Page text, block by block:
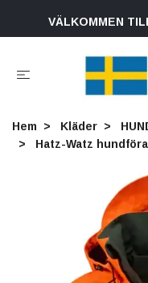
VÄLKOMMEN
Hem Kläder
Hatz-Watz